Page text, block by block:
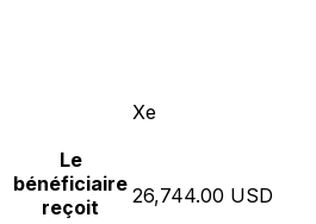
Xe
Le
bénéficiaire
reçoit
26,744.00 USD